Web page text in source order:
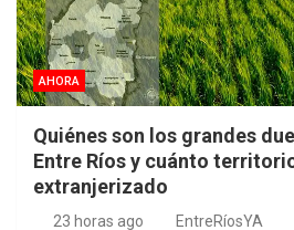
AHORA
Quiénes son los grandes
Entre Ríos y cuánto
extranjerizado
23 horas ago EntreRíosYA